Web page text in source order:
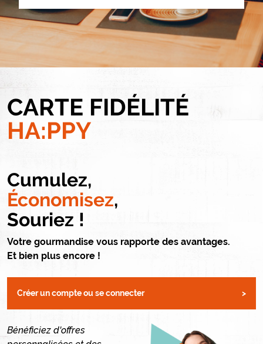
Contenu
Bénéficiez d'offres
Titre
CARTE FIDÉLITÉ
HA:PPY
Texte
Cumulez,
Économisez,
Souriez !
Votre gourmandise vous rapporte des avantages.
Et bien plus encore !
Créer un compte ou se connecter >